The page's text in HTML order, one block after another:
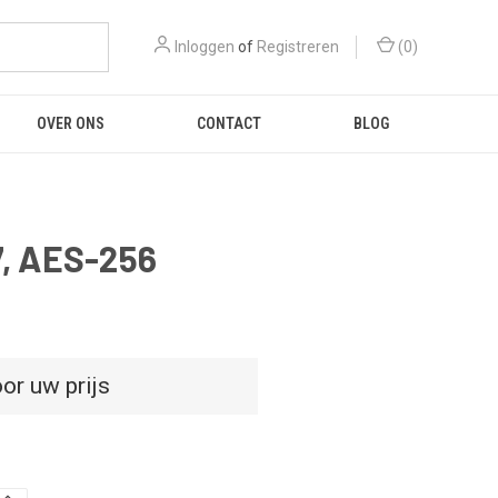
Inloggen of Registreren (0)
OVER ONS CONTACT BLOG
AES-256
uw prijs